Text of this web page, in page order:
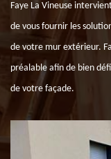
Faye La Vineuse
de vous fournir les
de votre mur extérieur.
préalable afin de bien
de votre façade.